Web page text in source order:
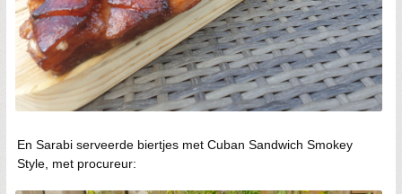
En Sarabi serveerde biertjes met Cuban Sandwich Smokey
Style, met procureur: